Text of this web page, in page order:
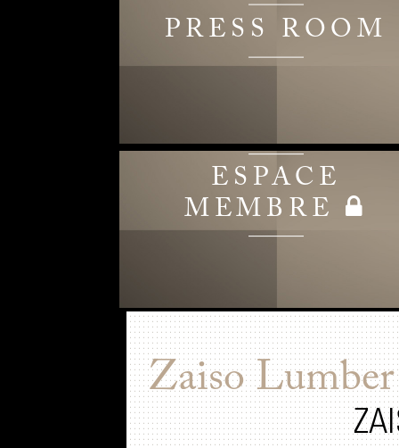
PRESS ROOM
ESPACE
MEMBRE
Zaiso Lumber